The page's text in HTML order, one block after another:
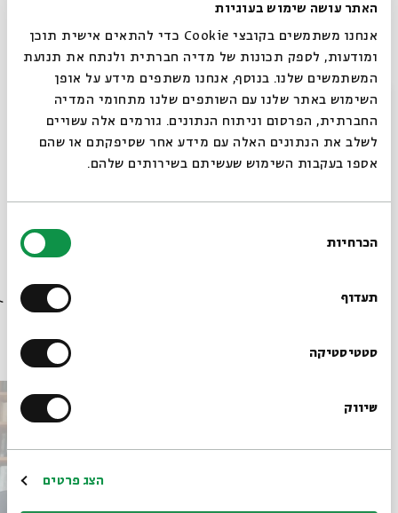
האתר עושה שימוש בעוגיות
אנחנו משתמשים בקובצי Cookie כדי להתאים אישית תוכן
ומודעות, לספק תכונות של מדיה חברתית ולנתח את תנועת
המשתמשים שלנו. בנוסף, אנחנו משתפים מידע על אופן
השימוש באתר שלנו עם השותפים שלנו מתחומי המדיה
החברתית, הפרסום וניתוח הנתונים. גורמים אלה עשויים
לשלב את הנתונים האלה עם מידע אחר שסיפקתם או שהם
אספו בעקבות השימוש שעשיתם בשירותים שלהם.
הסכמה
הכרחיות
תעדוף
סטטיסטיקה
שיווק
הצג פרטים
במפגש הראשון של הסדרה נעשה היכרות עם הספרות
הספרות החיצונית בראי ספרות חז"ל
הורדת מקורות
שיתוף
ספרות חיצונית
סגור